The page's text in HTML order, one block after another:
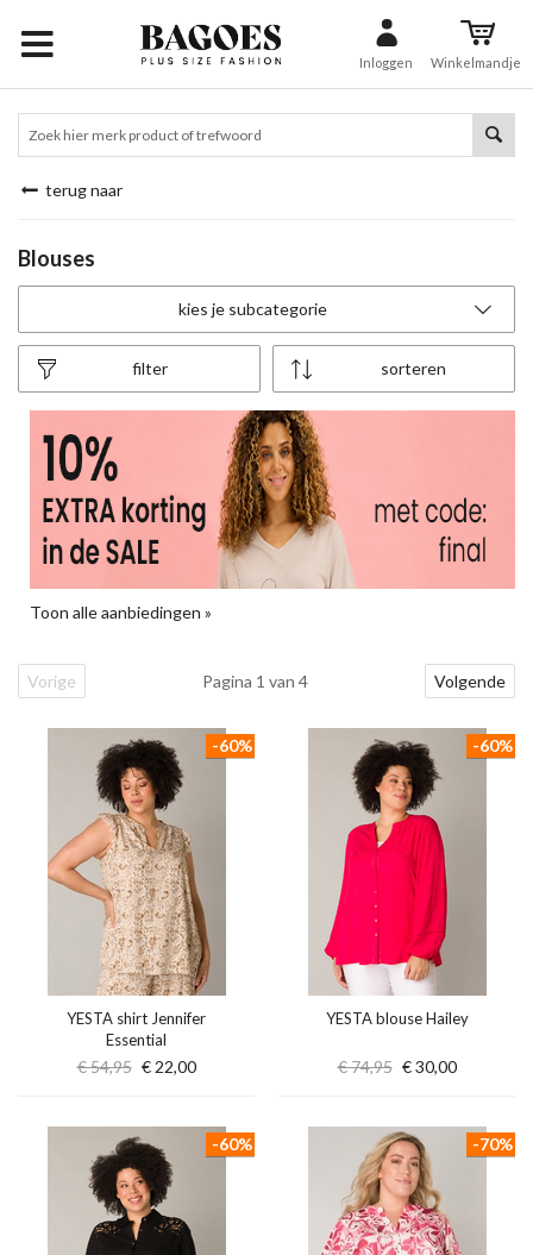
Inloggen Winkelmandje
terug naar
Blouses
kies je subcategorie
sorteren
filter
Toon alle aanbiedingen »
Vorige Pagina 1 van 4 Volgende
YESTA shirt Jennifer
Essential
€ 54,95 € 22,00
-60%
YESTA blouse Hailey
€ 74,95 € 30,00
-60%
-60% -70%